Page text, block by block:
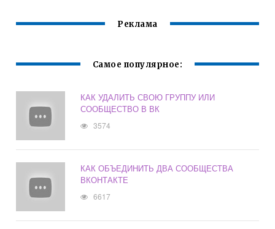
Реклама
Самое популярное:
КАК УДАЛИТЬ СВОЮ ГРУППУ ИЛИ
СООБЩЕСТВО В ВК
3574
КАК ОБЪЕДИНИТЬ ДВА СООБЩЕСТВА
ВКОНТАКТЕ
6617